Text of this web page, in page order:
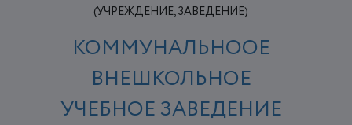
(УЧРЕЖДЕНИЕ, ЗАВЕДЕНИЕ)
КОММУНАЛЬНООЕ
ВНЕШКОЛЬНОЕ
УЧЕБНОЕ ЗАВЕДЕНИЕ